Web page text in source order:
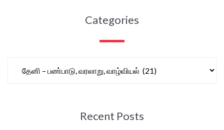
Categories
Recent Posts